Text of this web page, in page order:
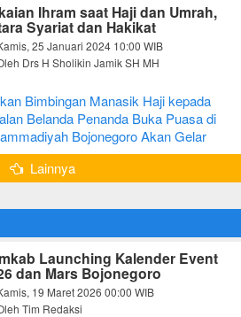
Ihram saat Haji dan Umrah,
Syariat dan Hakikat
25 Januari 2024 10:00 WIB
Drs H Sholikin Jamik SH MH
Bimbingan Manasik Haji kepada
Belanda Penanda Buka Puasa di
Bojonegoro Akan Gelar
Lainnya
Launching Kalender Event
dan Mars Bojonegoro
19 Maret 2026 00:00 WIB
Tim Redaksi